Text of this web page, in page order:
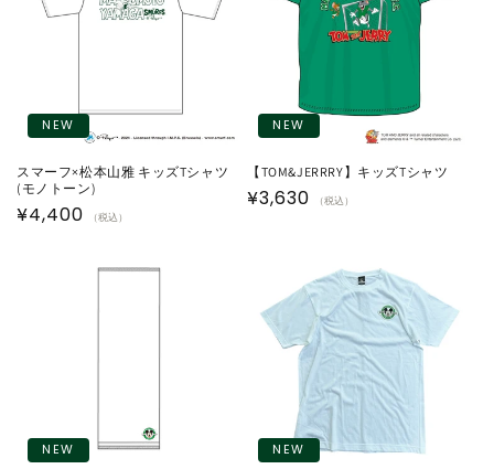
NEW
スマーフ×松本山雅 キッズTシャツ
(モノトーン)
通
¥4,400 （税込）
NEW
【TOM&JERRRY】キッズTシャツ
通
¥3,630 （税込）
NEW NEW